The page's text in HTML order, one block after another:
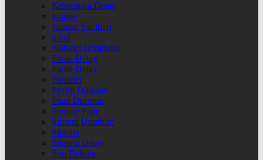
Kriptopara Detay
Künye
Namaz Vakitleri
nnbil
Nöbetçi Eczaneler
Parite Detay
Parite Detay
Pariteler
Profili Düzenle
Puan Durumu
Sample Page
Şifremi Unuttum
Sinema
Sinema Detay
Son Dakika